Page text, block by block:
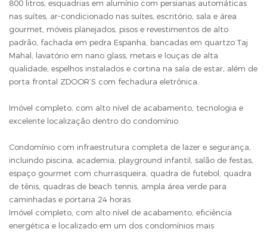
800 litros, esquadrias em alumínio com persianas automáticas
nas suítes, ar-condicionado nas suítes, escritório, sala e área
gourmet, móveis planejados, pisos e revestimentos de alto
padrão, fachada em pedra Espanha, bancadas em quartzo Taj
Mahal, lavatório em nano glass, metais e louças de alta
qualidade, espelhos instalados e cortina na sala de estar, além de
porta frontal ZDOOR’S com fechadura eletrônica.
Imóvel completo, com alto nível de acabamento, tecnologia e
excelente localização dentro do condomínio.
Condomínio com infraestrutura completa de lazer e segurança,
incluindo piscina, academia, playground infantil, salão de festas,
espaço gourmet com churrasqueira, quadra de futebol, quadra
de tênis, quadras de beach tennis, ampla área verde para
caminhadas e portaria 24 horas.
Imóvel completo, com alto nível de acabamento, eficiência
energética e localizado em um dos condomínios mais